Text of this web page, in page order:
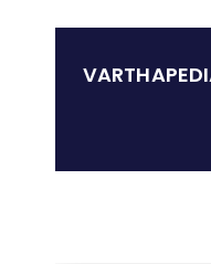
content